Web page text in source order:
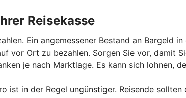
Reisekasse
Ein angemessener Bestand an Bargeld
vor Ort zu bezahlen. Sorgen Sie vor, damit
je nach Marktlage. Es kann sich lohnen,
ist in der Regel ungünstiger. Reisende